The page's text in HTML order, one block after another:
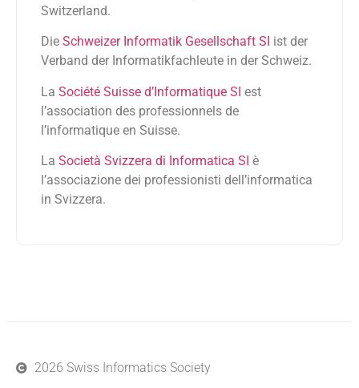
Switzerland.
Die Schweizer Informatik Gesellschaft SI ist der
Verband der Informatikfachleute in der Schweiz.
La Société Suisse d’Informatique SI est
l’association des professionnels de
l’informatique en Suisse.
La Società Svizzera di Informatica SI è
l’associazione dei professionisti dell’informatica
in Svizzera.
2026 Swiss Informatics Society